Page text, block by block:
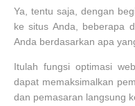
Ya, tentu saja, dengan
ke situs Anda, beberapa
Anda berdasarkan apa
Itulah fungsi optimasi
dapat memaksimalkan
dan pemasaran langsung